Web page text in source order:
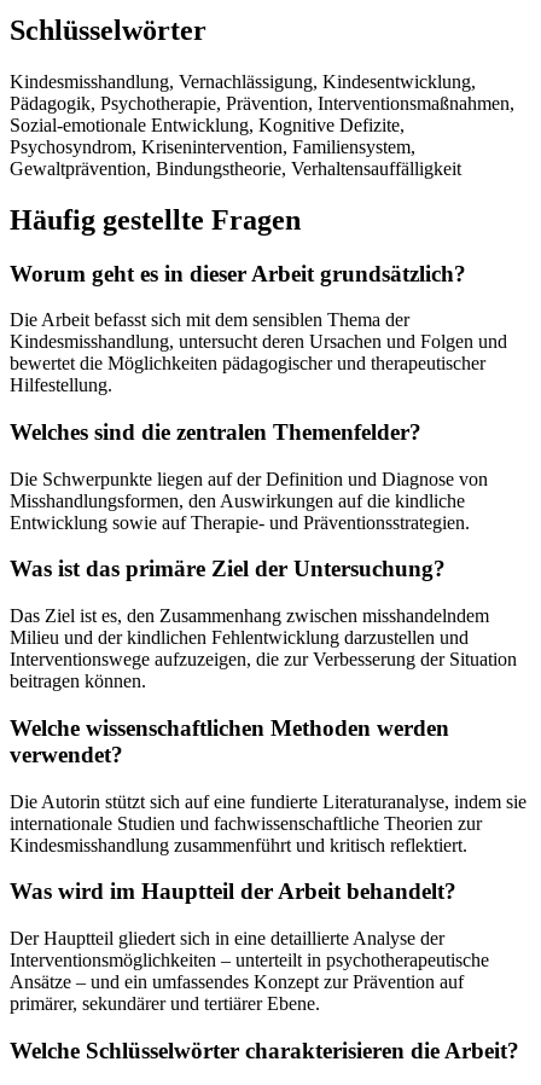
Schlüsselwörter
Kindesmisshandlung, Vernachlässigung, Kindesentwicklung,
Pädagogik, Psychotherapie, Prävention, Interventionsmaßnahmen,
Sozial-emotionale Entwicklung, Kognitive Defizite,
Psychosyndrom, Krisenintervention, Familiensystem,
Gewaltprävention, Bindungstheorie, Verhaltensauffälligkeit
Häufig gestellte Fragen
Worum geht es in dieser Arbeit grundsätzlich?
Die Arbeit befasst sich mit dem sensiblen Thema der
Kindesmisshandlung, untersucht deren Ursachen und Folgen und
bewertet die Möglichkeiten pädagogischer und therapeutischer
Hilfestellung.
Welches sind die zentralen Themenfelder?
Die Schwerpunkte liegen auf der Definition und Diagnose von
Misshandlungsformen, den Auswirkungen auf die kindliche
Entwicklung sowie auf Therapie- und Präventionsstrategien.
Was ist das primäre Ziel der Untersuchung?
Das Ziel ist es, den Zusammenhang zwischen misshandelndem
Milieu und der kindlichen Fehlentwicklung darzustellen und
Interventionswege aufzuzeigen, die zur Verbesserung der Situation
beitragen können.
Welche wissenschaftlichen Methoden werden
verwendet?
Die Autorin stützt sich auf eine fundierte Literaturanalyse, indem sie
internationale Studien und fachwissenschaftliche Theorien zur
Kindesmisshandlung zusammenführt und kritisch reflektiert.
Was wird im Hauptteil der Arbeit behandelt?
Der Hauptteil gliedert sich in eine detaillierte Analyse der
Interventionsmöglichkeiten – unterteilt in psychotherapeutische
Ansätze – und ein umfassendes Konzept zur Prävention auf
primärer, sekundärer und tertiärer Ebene.
Welche Schlüsselwörter charakterisieren die Arbeit?